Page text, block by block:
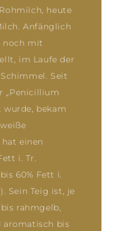
heute
Anfänglich
noch mit
im Laufe der
Seit
„Penicillium
wurde, bekam
einen
i. Tr.
60% Fett i.
Sein Teig ist, je
rahmgelb,
aromatisch bis